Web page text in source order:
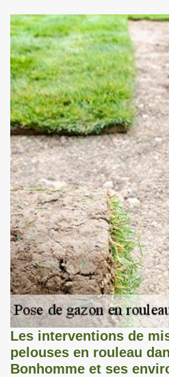
Les interventions de
pelouses en rouleau
Bonhomme et ses